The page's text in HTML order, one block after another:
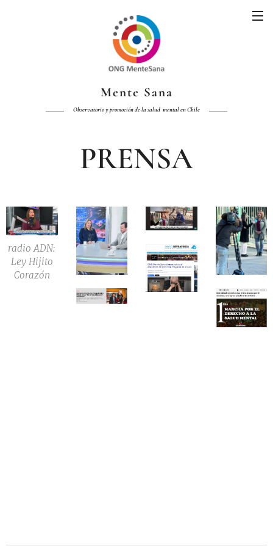
Mente Sana
Observatorio y promoción de la salud mental en Chile
PRENSA
radio ADN:
Ley Hijito
Corazón